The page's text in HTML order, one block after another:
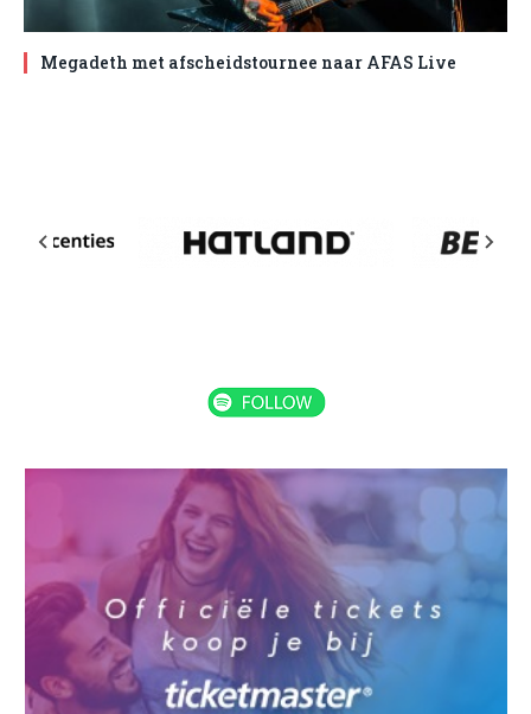
Megadeth met afscheidstournee naar AFAS Live